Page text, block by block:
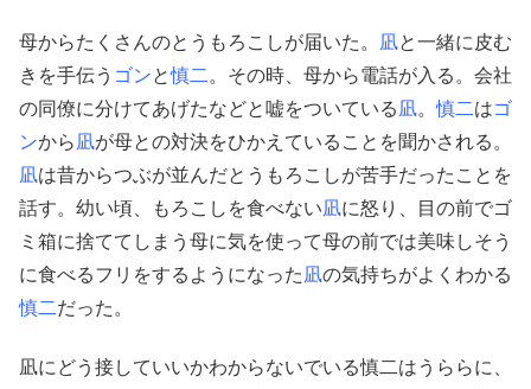
母からたくさんのとうもろこしが届いた。 凪と一緒に皮む
きを手伝う ゴンと慎二 。その時、母から電話が入る。会社
の同僚に分けてあげたなどと嘘をついている 凪。慎二はゴ
ンから 凪が母との対決をひかえていることを聞かされる。
凪は昔からつぶが並んだとうもろこしが苦手だったことを
話す。幼い頃、もろこしを食べない凪に怒り、目の前でゴ
ミ箱に捨ててしまう母に気を使って母の前では美味しそう
に食べるフリをするようになった 凪の気持ちがよくわかる
慎二だった。
凪にどう接していいかわからないでいる慎二はうららに、